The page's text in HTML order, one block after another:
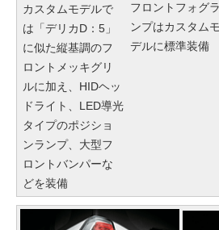
カスタムモデルで
は「デリカD：5」
に似た縦基調のフ
ロントメッキグリ
ルに加え、HIDヘッ
ドライト、LED導光
タイプのポジショ
ンランプ、大型フ
ロントバンパーな
どを装備
フロントフォグラ
ンプはカスタムモ
デルに標準装備